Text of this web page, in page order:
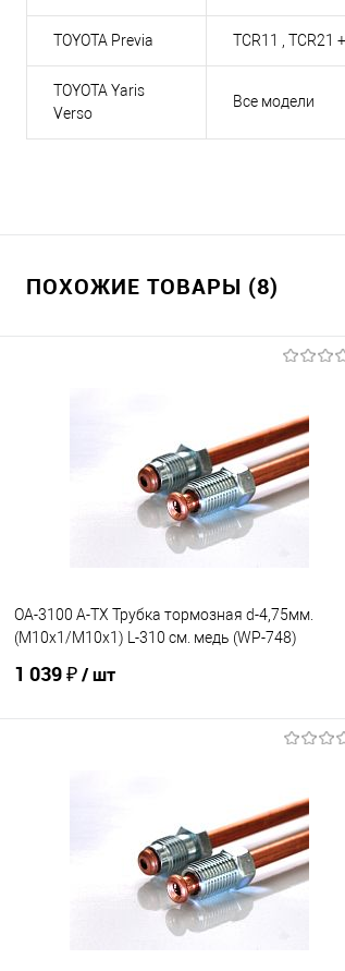
TOYOTA Previa TCR11 , TCR21
TOYOTA Yaris
Verso
Все модели
ПОХОЖИЕ ТОВАРЫ (8)
OA-3100 A-TX Трубка тормозная d-4,75мм.
(М10х1/М10х1) L-310 см. медь (WP-748)
1 039 ₽/ шт
Под заказ